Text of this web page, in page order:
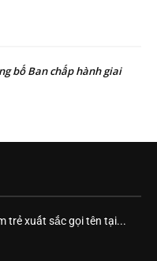
bố Ban chấp hành giai
trẻ xuất sắc gọi tên tại...